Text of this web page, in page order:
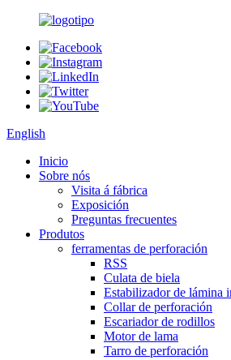
English
Inicio
Sobre nós
Visita á fábrica
Exposición
Preguntas frecuentes
Produtos
ferramentas de perforación
RSS
Culata de biela
Estabilizador de lámina
Collar de perforación
Escariador de rodillos
Motor de lama
Tarro de perforación